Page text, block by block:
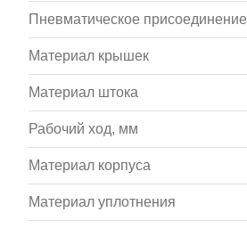
Пневматическое присоединение
Материал крышек
Материал штока
Рабочий ход, мм
Материал корпуса
Материал уплотнения